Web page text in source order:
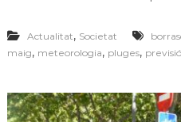
Actualitat, Societat
maig, meteorologia, pluges, previsió